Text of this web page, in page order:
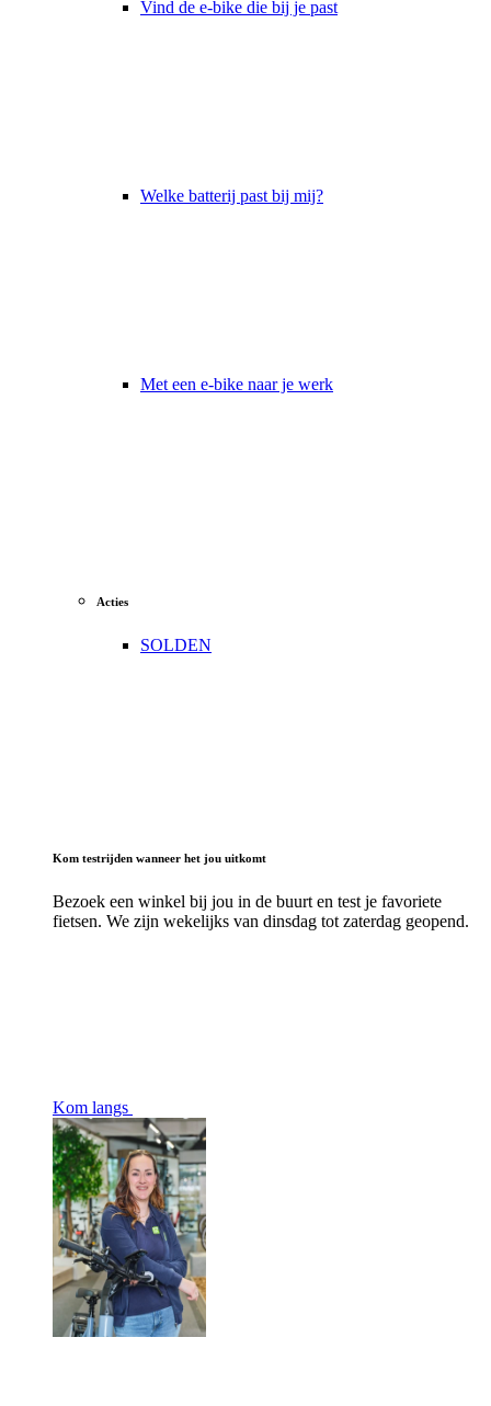
Vind de e-bike die bij je past
Welke batterij past bij mij?
Met een e-bike naar je werk
Acties
SOLDEN
Kom testrijden wanneer het jou uitkomt
Bezoek een winkel bij jou in de buurt en test je favoriete
fietsen. We zijn wekelijks van dinsdag tot zaterdag geopend.
Kom langs